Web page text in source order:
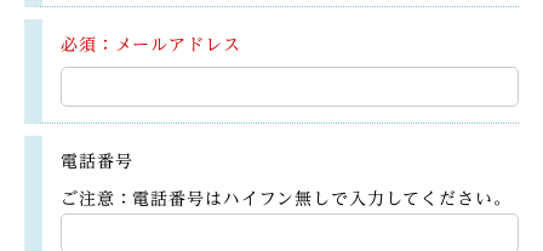
必須：メールアドレス
電話番号
ご注意：電話番号はハイフン無しで入力してください。